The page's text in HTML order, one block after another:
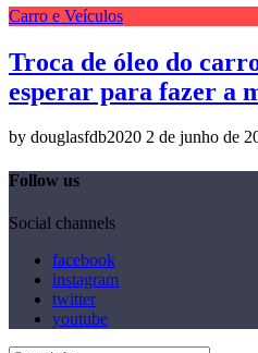
Carro e Veículos
Troca de óleo do
esperar para fazer a
by douglasfdb2020 2 de junho de
Follow us
Social channels
facebook
instagram
twitter
youtube